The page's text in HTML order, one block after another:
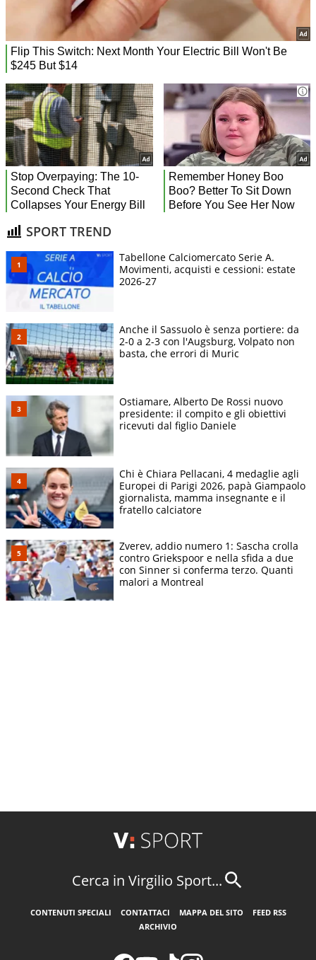
SPORT TREND
Tabellone Calciomercato Serie A.
Movimenti, acquisti e cessioni: estate
2026-27
Anche il Sassuolo è senza portiere: da
2-0 a 2-3 con l'Augsburg, Volpato non
basta, che errori di Muric
Ostiamare, Alberto De Rossi nuovo
presidente: il compito e gli obiettivi
ricevuti dal figlio Daniele
Chi è Chiara Pellacani, 4 medaglie agli
Europei di Parigi 2026, papà Giampaolo
giornalista, mamma insegnante e il
fratello calciatore
Zverev, addio numero 1: Sascha crolla
contro Griekspoor e nella sfida a due
con Sinner si conferma terzo. Quanti
malori a Montreal
Cerca in Virgilio Sport...
CONTENUTI SPECIALI CONTATTACI MAPPA DEL SITO
FEED RSS
ARCHIVIO